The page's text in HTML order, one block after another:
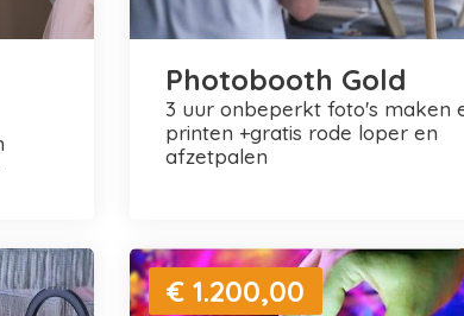
Photobooth Gold
3 uur onbeperkt foto's maken en
printen +gratis rode loper en
afzetpalen
€ 1.200,00